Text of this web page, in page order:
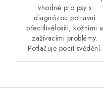
vhodné pro psy s
diagnózou potravní
přecitlivělositi, kožními a
zažívacími problémy.
Potlačuje pocit svědění.